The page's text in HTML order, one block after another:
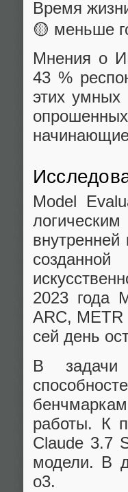
Время
🟡 меньше
Мнения о
43 %
этих умных
Model
2023 года
ARC,
сей день
В задачи
работы. К
Claude 3.7
модели. В
o3.